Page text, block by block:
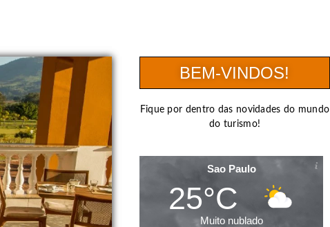
BEM-VINDOS!
Fique por dentro das novidades do mundo
do turismo!
Sao Paulo
25°C
Muito nublado